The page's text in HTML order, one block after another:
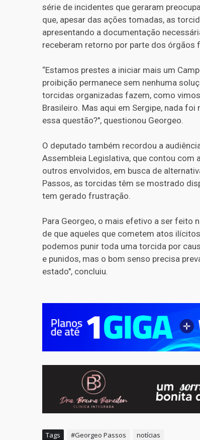
série de incidentes que geraram
que, apesar das ações tomadas, as
apresentando a documentação
receberam retorno por parte dos órgãos
“Estamos prestes a iniciar mais um
proibição permanece sem nenhuma
torcidas organizadas fazem, como
Brasileiro. Mas aqui em Sergipe, nada
essa questão?", questionou Georgeo.
O deputado também recordou a
Assembleia Legislativa, que contou com
outros envolvidos, em busca de
Passos, as torcidas têm se mostrado
tem gerado frustração.
Para Georgeo, o mais efetivo a ser feito
de que aqueles que cometem atos
podemos punir toda uma torcida por
e punidos, mas o bom senso precisa
estado", concluiu.
Tags #Georgeo Passos notícias